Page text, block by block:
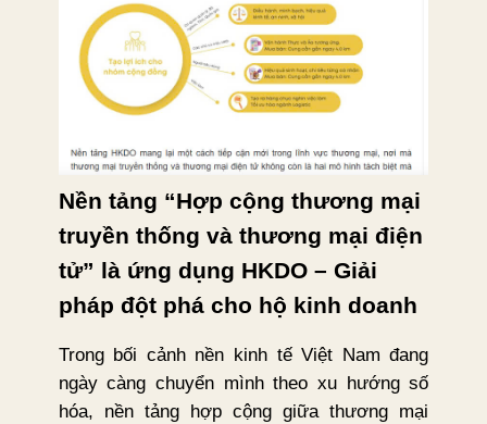
Nền tảng “Hợp cộng thương mại
truyền thống và thương mại điện
tử” là ứng dụng HKDO – Giải
pháp đột phá cho hộ kinh doanh
Trong bối cảnh nền kinh tế Việt Nam đang
ngày càng chuyển mình theo xu hướng số
hóa, nền tảng hợp cộng giữa thương mại